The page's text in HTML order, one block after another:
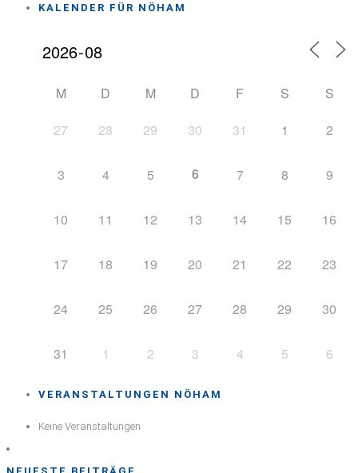
KALENDER FÜR NÖHAM
M D M D F S
S
27
28 29 30 31 1 2
3 4 5 6 7 8 9
10 11 12 13 14 15 16
17 18 19 20 21 22 23
24 25 26 27 28 29 30
31 1 2 3 4 5 6
VERANSTALTUNGEN NÖHAM
Keine Veranstaltungen